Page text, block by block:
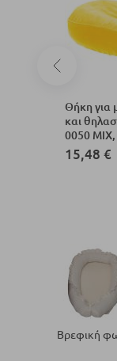
Θήκη για
και
0050 MIX,
15,48 €
Βρεφική